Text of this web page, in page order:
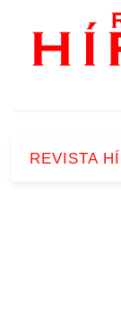
REVISTA